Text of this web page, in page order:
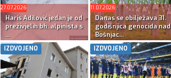
27.07.2026
Haris Adilović jedan je od
preživjelih bh. alpinista s
...
11.07.2026
Danas se obilježava 31.
godišnjica genocida nad
Bošnjac...
IZDVOJENO IZDVOJENO